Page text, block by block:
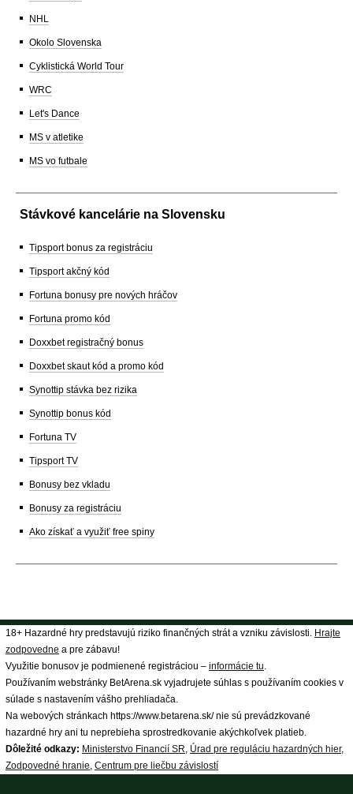
NHL
Okolo Slovenska
Cyklistická World Tour
WRC
Let's Dance
MS v atletike
MS vo futbale
Stávkové kancelárie na Slovensku
Tipsport bonus za registráciu
Tipsport akčný kód
Fortuna bonusy pre nových hráčov
Fortuna promo kód
Doxxbet registračný bonus
Doxxbet skaut kód a promo kód
Synottip stávka bez rizika
Synottip bonus kód
Fortuna TV
Tipsport TV
Bonusy bez vkladu
Bonusy za registráciu
Ako získať a využiť free spiny
18+ Hazardné hry predstavujú riziko finančných strát a vzniku závislosti. Hrajte
zodpovedne a pre zábavu!
Využitie bonusov je podmienené registráciou – informácie tu
Používaním webstránky BetArena.sk vyjadrujete súhlas s používaním cookies v
súlade s nastavením vášho prehliadača.
Na webových stránkach https://www.betarena.sk/ nie sú prevádzkované
hazardné hry ani tu neprebieha sprostredkovanie akýchkoľvek platieb.
Dôležité odkazy: Ministerstvo Financií SR Úrad pre reguláciu hazardných hier,
Zodpovedné hranie Centrum pre liečbu závislostí